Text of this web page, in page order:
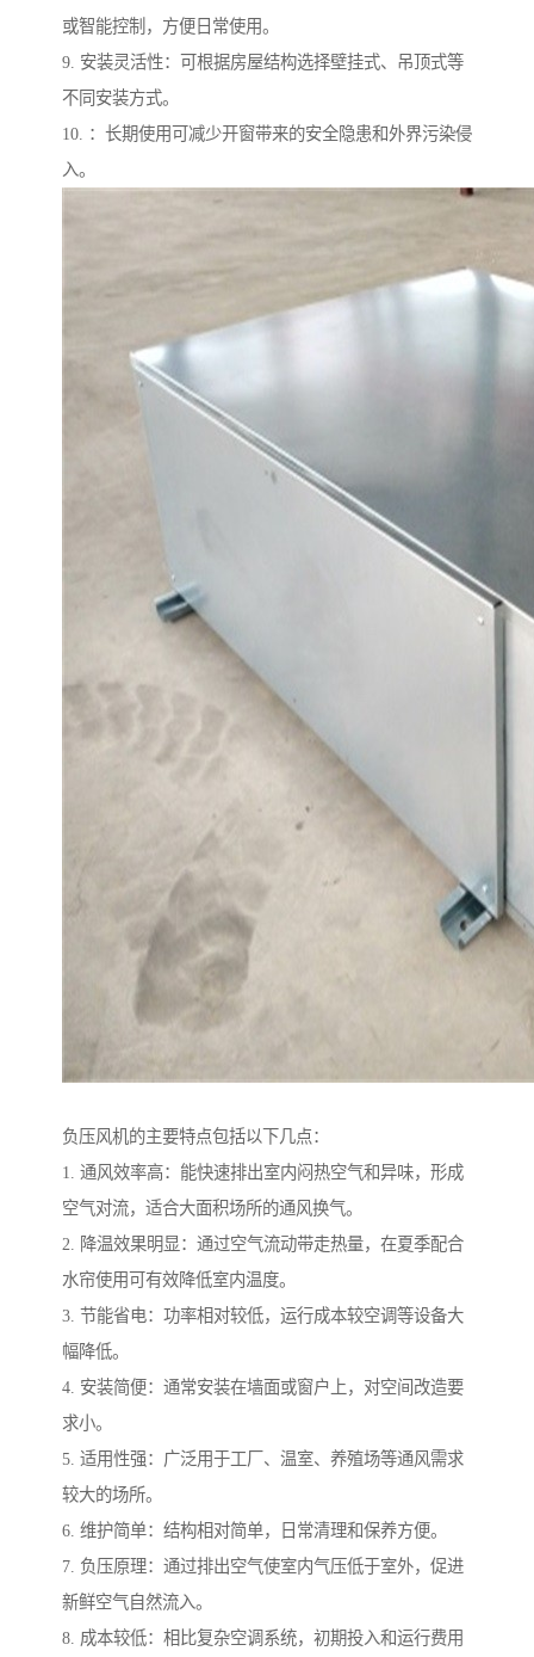
或智能控制，方便日常使用。
9. 安装灵活性：可根据房屋结构选择壁挂式、吊顶式等
不同安装方式。
10. ：长期使用可减少开窗带来的安全隐患和外界污染侵
入。
负压风机的主要特点包括以下几点：
1. 通风效率高：能快速排出室内闷热空气和异味，形成
空气对流，适合大面积场所的通风换气。
2. 降温效果明显：通过空气流动带走热量，在夏季配合
水帘使用可有效降低室内温度。
3. 节能省电：功率相对较低，运行成本较空调等设备大
幅降低。
4. 安装简便：通常安装在墙面或窗户上，对空间改造要
求小。
5. 适用性强：广泛用于工厂、温室、养殖场等通风需求
较大的场所。
6. 维护简单：结构相对简单，日常清理和保养方便。
7. 负压原理：通过排出空气使室内气压低于室外，促进
新鲜空气自然流入。
8. 成本较低：相比复杂空调系统，初期投入和运行费用